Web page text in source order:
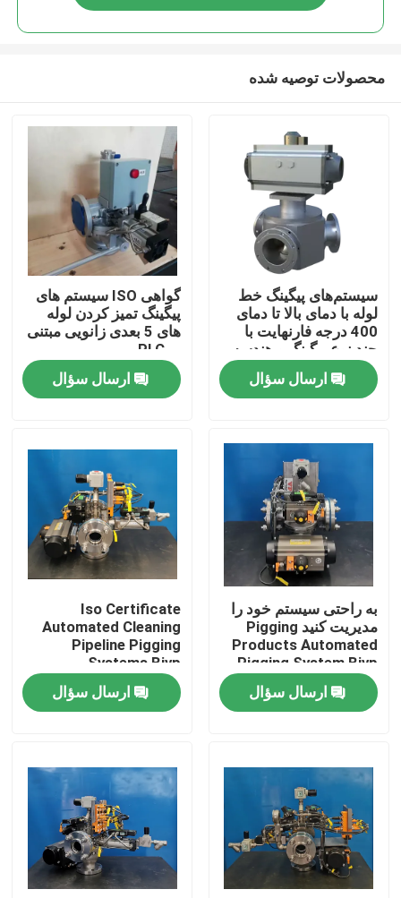
صفحه اصلی
فیلم های
درباره ما
تور کارخانه
کنترل کیفیت
اخبار
موارد
درخواست نقل قول
محصولات توصیه شده
سیستم‌های پیگینگ خط
لوله با دمای بالا تا دمای
400 درجه فارنهایت با
چند نوع پیگینگ و هندسه
ارسال سؤال
گواهی ISO سیستم های
پیگینگ تمیز کردن لوله
های 5 بعدی زانویی مبتنی
ارسال سؤال
به راحتی سیستم خود را
مدیریت کنید Pigging
Products Automated
Pigging System Bjvp
ارسال سؤال
Iso Certificate
Automated Cleaning
Pipeline Pigging
Systems Bjvp
ارسال سؤال